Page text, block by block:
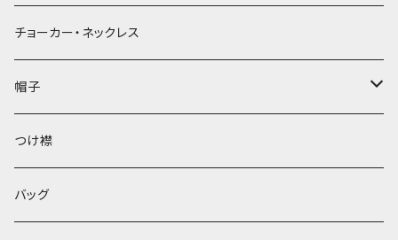
チョーカー・ネックレス
帽子
ベレー帽
つけ襟
バッグ